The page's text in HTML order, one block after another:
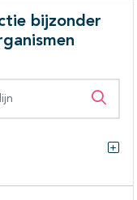
bijzonder